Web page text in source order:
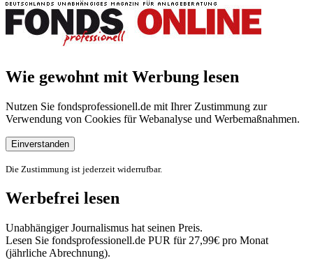
Wie gewohnt mit Werbung lesen
Nutzen Sie fondsprofessionell.de mit Ihrer Zustimmung zur
Verwendung von Cookies für Webanalyse und Werbemaßnahmen.
Einverstanden
Die Zustimmung ist jederzeit widerrufbar.
Werbefrei lesen
Unabhängiger Journalismus hat seinen Preis.
Lesen Sie fondsprofessionell.de PUR für 27,99€ pro Monat
(jährliche Abrechnung).